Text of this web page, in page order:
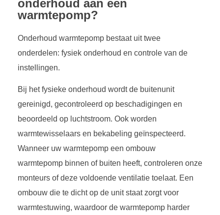
onderhoud aan een
warmtepomp?
Onderhoud warmtepomp bestaat uit twee
onderdelen: fysiek onderhoud en controle van de
instellingen.
Bij het fysieke onderhoud wordt de buitenunit
gereinigd, gecontroleerd op beschadigingen en
beoordeeld op luchtstroom. Ook worden
warmtewisselaars en bekabeling geïnspecteerd.
Wanneer uw warmtepomp een ombouw
warmtepomp binnen of buiten heeft, controleren onze
monteurs of deze voldoende ventilatie toelaat. Een
ombouw die te dicht op de unit staat zorgt voor
warmtestuwing, waardoor de warmtepomp harder